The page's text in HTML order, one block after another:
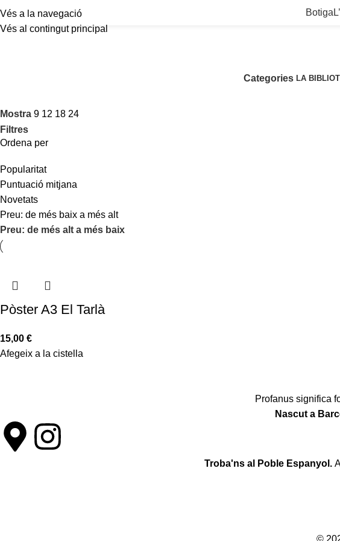
Vés a la navegació
Vés al contingut principal
Botiga
Categories LA
Mostra 9 12 18 24
Filtres
Ordena per
Popularitat
Puntuació mitjana
Novetats
Preu: de més baix a més alt
Preu: de més alt a més baix
Pòster A3 El Tarlà
15,00 €
Afegeix a la cistella
Profanus significa
Nascut a
Troba'ns al Poble Espanyol.
©